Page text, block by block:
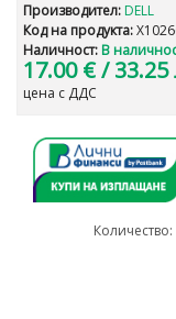
Производител: DELL
Код на продукта:
Наличност: В
17.00 €/ 33.25
цена с ДДС
Количество: